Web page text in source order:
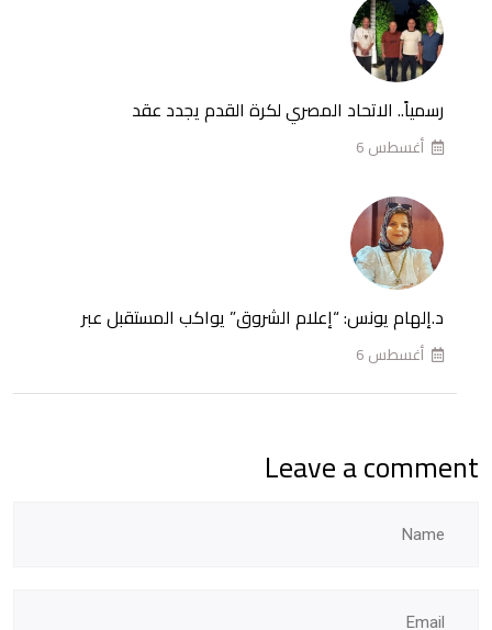
الدوري
الممتاز
رسمياً.. الاتحاد المصري لكرة القدم يجدد عقد
أغسطس 6
د.إلهام يونس: “إعلام الشروق” يواكب المستقبل عبر
أغسطس 6
Leave a comment